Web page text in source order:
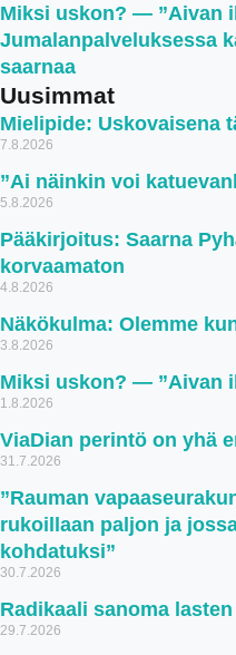
Miksi uskon? — ”Aivan
Jumalanpalveluksessa
saarnaa
Uusimmat
Mielipide: Uskovaisena
7.8.2026
”Ai näinkin voi
5.8.2026
Pääkirjoitus: Saarna
korvaamaton
4.8.2026
Näkökulma: Olemme
3.8.2026
Miksi uskon? — ”Aivan
1.8.2026
ViaDian perintö on yhä
31.7.2026
”Rauman
rukoillaan paljon ja
kohdatuksi”
30.7.2026
Radikaali sanoma
29.7.2026